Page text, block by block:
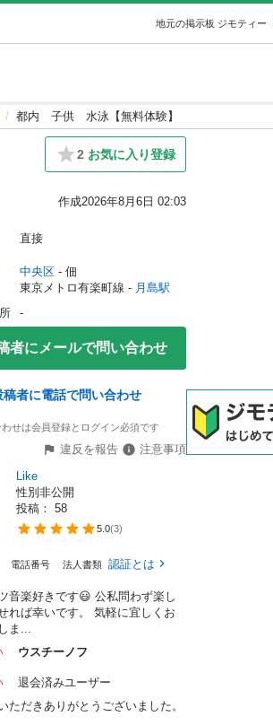
地元の掲示板 ジモティー
都内 子供 水泳【無料体験】
2 お気に入り登録
作成2026年8月6日 02:03
直接
中央区 - 佃
東京メトロ有楽町線 - 月島駅
-
者にメールで問い合わせ
稿者に電話で問い合わせ
せは会員登録とログイン必須です
違反を報告
注意事項
Like
性別非公開
投稿： 58
5.0(3)
電話番号 法人書類 認証とは
音楽好きです😃 公私問わず楽し
れば幸いです。 気軽に宜しくお
ま...
ウスチーノフ
退会済みユーザー
ただきありがとうございました。